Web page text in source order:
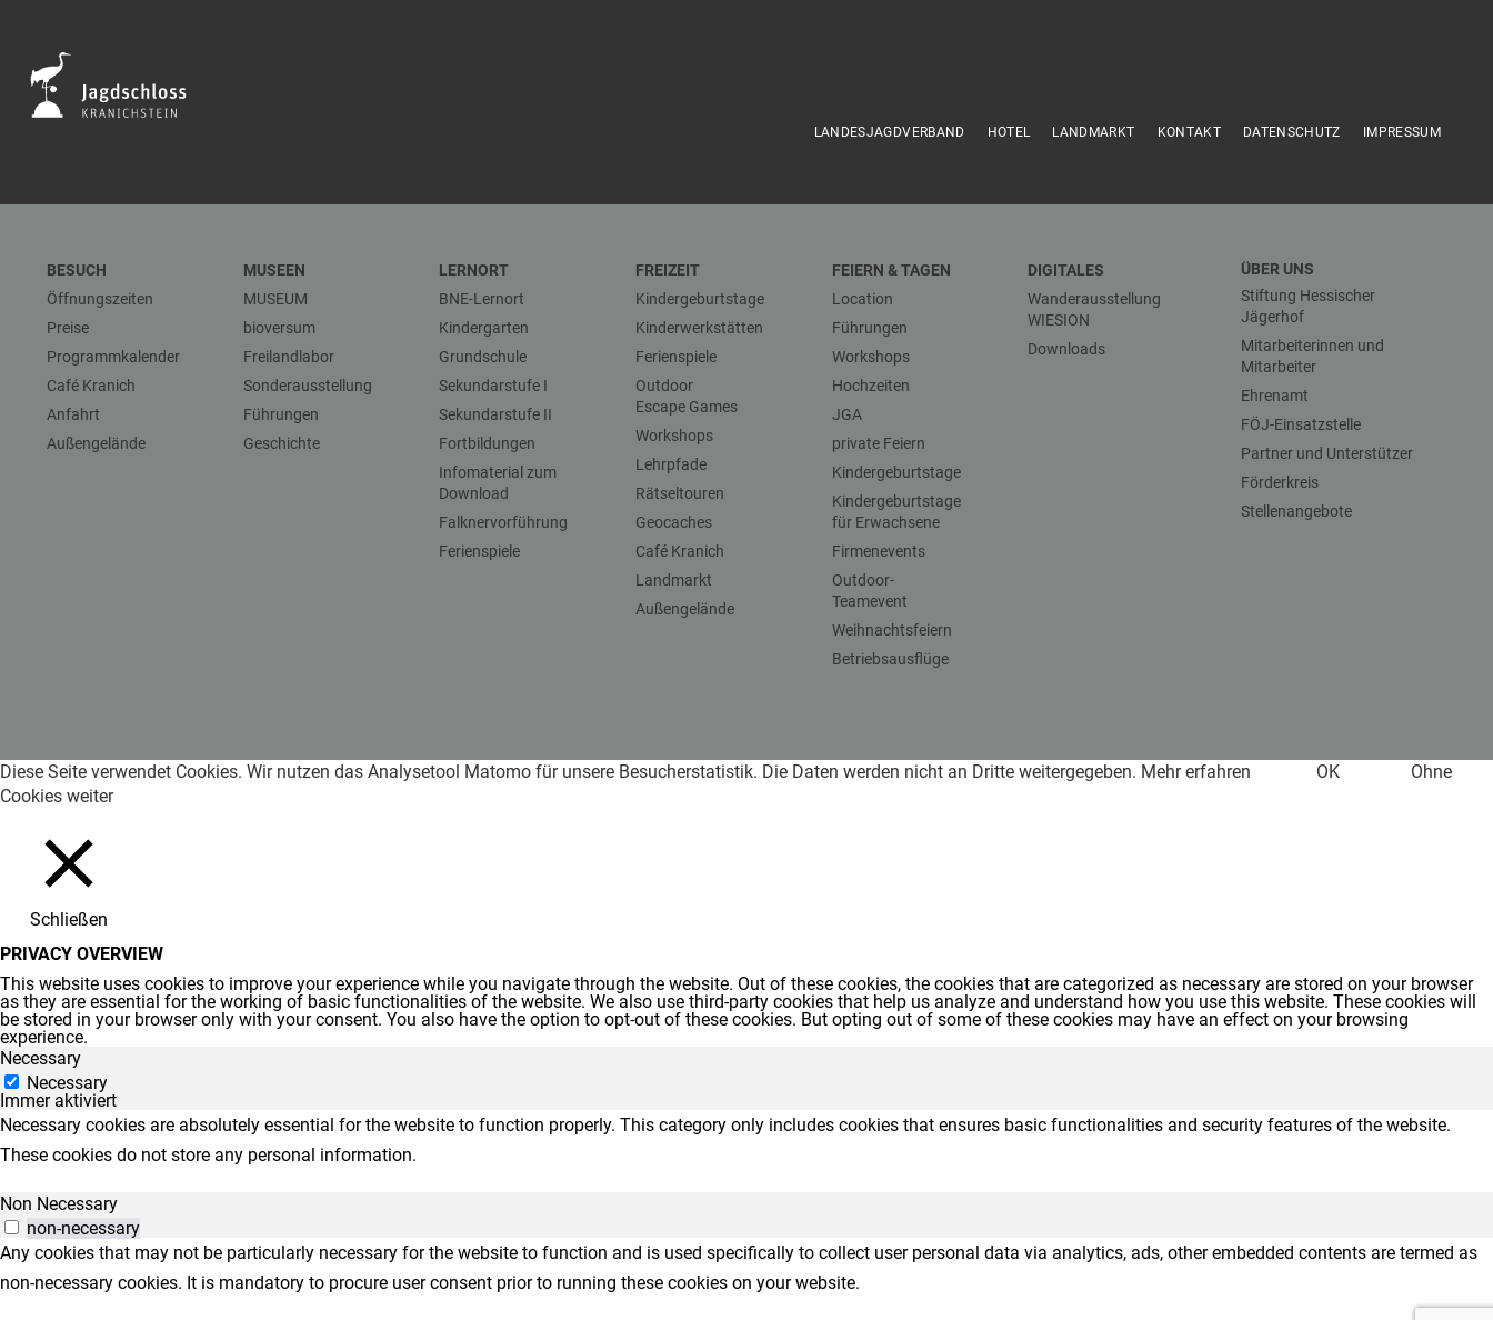
LANDESJAGDVERBAND HOTEL LANDMARKT KONTAKT DATENSCHUTZ IMPRESSUM
BESUCH
Öffnungszeiten
Preise
Programmkalender
Café Kranich
Anfahrt
Außengelände
MUSEEN
MUSEUM
bioversum
Freilandlabor
Sonderausstellung
Führungen
Geschichte
LERNORT
BNE-Lernort
Kindergarten
Grundschule
Sekundarstufe I
Sekundarstufe II
Fortbildungen
Infomaterial zum
Download
Falknervorführung
Ferienspiele
FREIZEIT
Kindergeburtstage
Kinderwerkstätten
Ferienspiele
Outdoor
Escape Games
Workshops
Lehrpfade
Rätseltouren
Geocaches
Café Kranich
Landmarkt
Außengelände
FEIERN & TAGEN
Location
Führungen
Workshops
Hochzeiten
JGA
private Feiern
Kindergeburtstage
Kindergeburtstage
für Erwachsene
Firmenevents
Outdoor-
Teamevent
Weihnachtsfeiern
Betriebsausflüge
DIGITALES
Wanderausstellung
WIESION
Downloads
ÜBER UNS
Stiftung Hessischer
Jägerhof
Mitarbeiterinnen und
Mitarbeiter
Ehrenamt
FÖJ-Einsatzstelle
Partner und Unterstützer
Förderkreis
Stellenangebote
Diese Seite verwendet Cookies. Wir nutzen das Analysetool Matomo für unsere Besucherstatistik. Die Daten werden nicht an Dritte weitergegeben. Mehr erfahren OK
Ohne
Cookies weiter
Schließen
PRIVACY OVERVIEW
This website uses cookies to improve your experience while you navigate through the website. Out of these cookies, the cookies that are categorized as necessary are stored on your browser
as they are essential for the working of basic functionalities of the website. We also use third-party cookies that help us analyze and understand how you use this website. These cookies will
be stored in your browser only with your consent. You also have the option to opt-out of these cookies. But opting out of some of these cookies may have an effect on your browsing
experience.
Necessary
Necessary
Immer aktiviert
Necessary cookies are absolutely essential for the website to function properly. This category only includes cookies that ensures basic functionalities and security features of the website.
These cookies do not store any personal information.
Non Necessary
non-necessary
Any cookies that may not be particularly necessary for the website to function and is used specifically to collect user personal data via analytics, ads, other embedded contents are termed as
non-necessary cookies. It is mandatory to procure user consent prior to running these cookies on your website.